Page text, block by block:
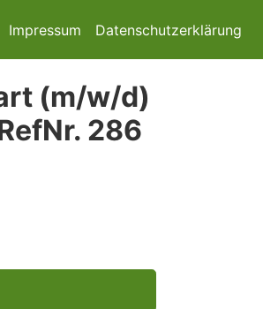
Impressum Datenschutzerklärung
(m/w/d)
286